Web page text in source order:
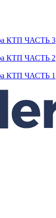
КТП ЧАСТЬ 3
КТП ЧАСТЬ 2
КТП ЧАСТЬ 1